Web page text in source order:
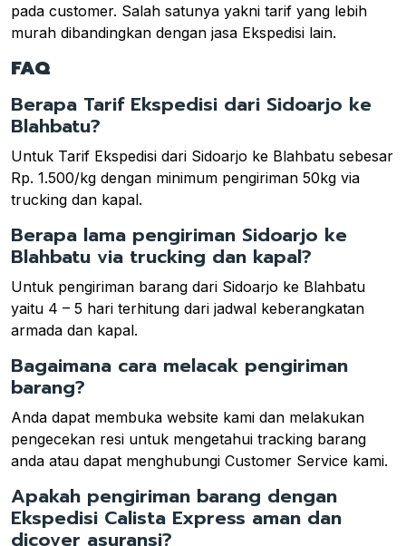
pada customer. Salah satunya yakni tarif yang lebih
murah dibandingkan dengan jasa Ekspedisi lain.
FAQ
Berapa Tarif Ekspedisi dari Sidoarjo ke
Blahbatu?
Untuk Tarif Ekspedisi dari Sidoarjo ke Blahbatu sebesar
Rp. 1.500/kg dengan minimum pengiriman 50kg via
trucking dan kapal.
Berapa lama pengiriman Sidoarjo ke
Blahbatu via trucking dan kapal?
Untuk pengiriman barang dari Sidoarjo ke Blahbatu
yaitu 4 – 5 hari terhitung dari jadwal keberangkatan
armada dan kapal.
Bagaimana cara melacak pengiriman
barang?
Anda dapat membuka website kami dan melakukan
pengecekan resi untuk mengetahui tracking barang
anda atau dapat menghubungi Customer Service kami.
Apakah pengiriman barang dengan
Ekspedisi Calista Express aman dan
dicover asuransi?